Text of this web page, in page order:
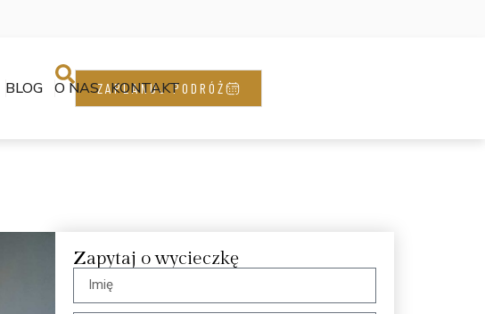
BLOG O NAS KONTAKT
ZAPLANUJ PODRÓŻ
Zapytaj o wycieczkę